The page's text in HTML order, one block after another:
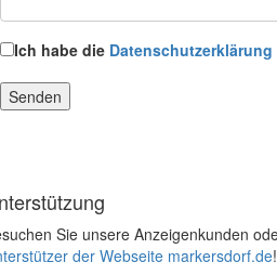
Ich habe die Datenschutzerklärung
Sie unsere Anzeigenkunden
der Webseite markersdorf.de!